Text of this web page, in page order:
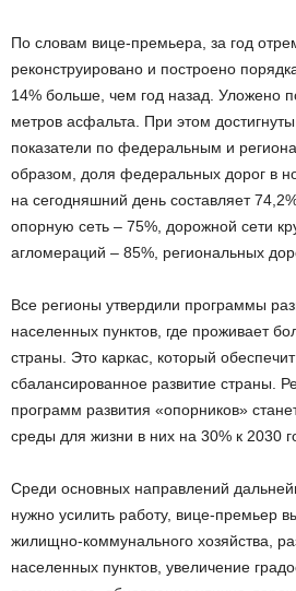
По словам вице-премьера, за год
реконструировано и построено
14% больше, чем год назад. Уложено
метров асфальта. При этом
показатели по федеральным и
образом, доля федеральных дорог в
на сегодняшний день составляет
опорную сеть – 75%, дорожной сети
агломераций – 85%, региональных
Все регионы утвердили программы
населенных пунктов, где проживает
страны. Это каркас, который
сбалансированное развитие страны.
программ развития «опорников»
среды для жизни в них на 30% к 2030
Среди основных направлений
нужно усилить работу, вице-премьер
жилищно-коммунального хозяйства,
населенных пунктов, увеличение